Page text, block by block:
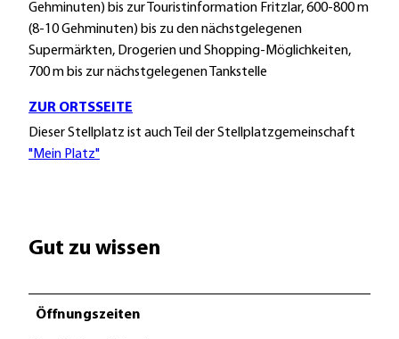
-
a
m
g
r
e
r
Gehminuten) bis zur Touristinformation Fritzlar, 600-800 m
(8-10 Gehminuten) bis zu den nächstgelegenen
Supermärkten, Drogerien und Shopping-Möglichkeiten,
700 m bis zur nächstgelegenen Tankstelle
ZUR ORTSSEITE
Dieser Stellplatz ist auch Teil der Stellplatzgemeinschaft
"Mein Platz"
Gut zu wissen
Öffnungszeiten